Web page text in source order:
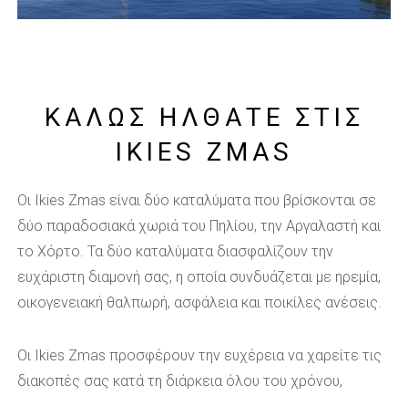
ΚΑΛΩΣ ΗΛΘΑΤΕ ΣΤΙΣ
IKIES ZMAS
Οι Ikies Zmas είναι δύο καταλύματα που βρίσκονται σε
δύο παραδοσιακά χωριά του Πηλίου, την Αργαλαστή και
το Χόρτο. Τα δύο καταλύματα διασφαλίζουν την
ευχάριστη διαμονή σας, η οποία συνδυάζεται με ηρεμία,
οικογενειακή θαλπωρή, ασφάλεια και ποικίλες ανέσεις.
Οι Ikies Zmas προσφέρουν την ευχέρεια να χαρείτε τις
διακοπές σας κατά τη διάρκεια όλου του χρόνου,